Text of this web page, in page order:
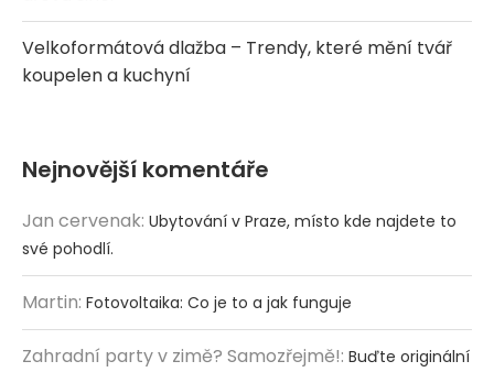
Velkoformátová dlažba – Trendy, které mění tvář
koupelen a kuchyní
Nejnovější komentáře
Jan cervenak: Ubytování v Praze, místo kde najdete to
své pohodlí.
Martin: Fotovoltaika: Co je to a jak funguje
Zahradní party v zimě? Samozřejmě!: Buďte originální